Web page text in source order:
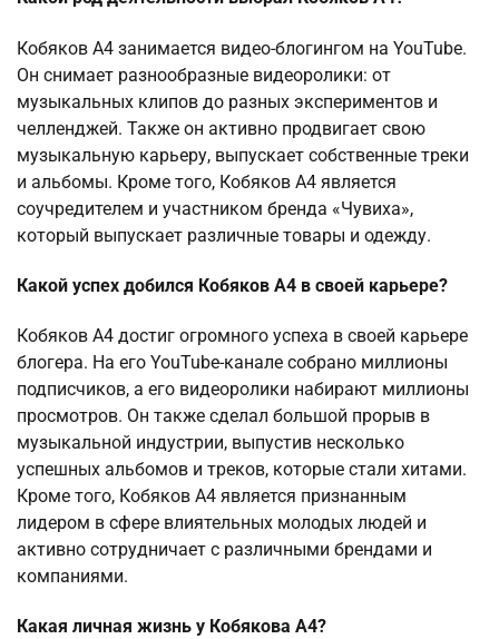
Кобяков А4 занимается видео-блогингом на YouTube.
Он снимает разнообразные видеоролики: от
музыкальных клипов до разных экспериментов и
челленджей. Также он активно продвигает свою
музыкальную карьеру, выпускает собственные треки
и альбомы. Кроме того, Кобяков А4 является
соучредителем и участником бренда «Чувиха»,
который выпускает различные товары и одежду.
Какой успех добился Кобяков А4 в своей карьере?
Кобяков А4 достиг огромного успеха в своей карьере
блогера. На его YouTube-канале собрано миллионы
подписчиков, а его видеоролики набирают миллионы
просмотров. Он также сделал большой прорыв в
музыкальной индустрии, выпустив несколько
успешных альбомов и треков, которые стали хитами.
Кроме того, Кобяков А4 является признанным
лидером в сфере влиятельных молодых людей и
активно сотрудничает с различными брендами и
компаниями.
Какая личная жизнь у Кобякова А4?